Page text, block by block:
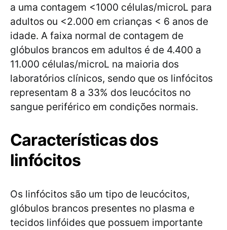
a uma contagem <1000 células/microL para
adultos ou <2.000 em crianças < 6 anos de
idade. A faixa normal de contagem de
glóbulos brancos em adultos é de 4.400 a
11.000 células/microL na maioria dos
laboratórios clínicos, sendo que os linfócitos
representam 8 a 33% dos leucócitos no
sangue periférico em condições normais.
Características dos
linfócitos
Os linfócitos são um tipo de leucócitos,
glóbulos brancos presentes no plasma e
tecidos linfóides que possuem importante